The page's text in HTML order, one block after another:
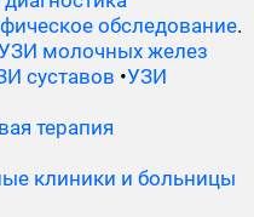
обследование.
молочных желез
суставов •УЗИ
терапия
клиники и больницы